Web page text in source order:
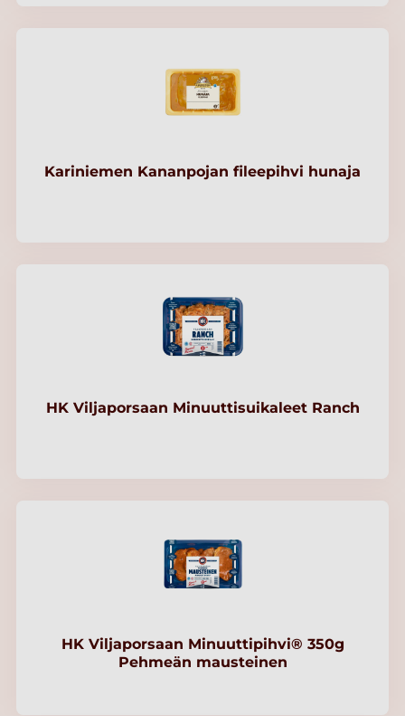
Kariniemen Kananpojan fileepihvi hunaja
HK Viljaporsaan Minuuttisuikaleet Ranch
HK Viljaporsaan Minuuttipihvi® 350g
Pehmeän mausteinen